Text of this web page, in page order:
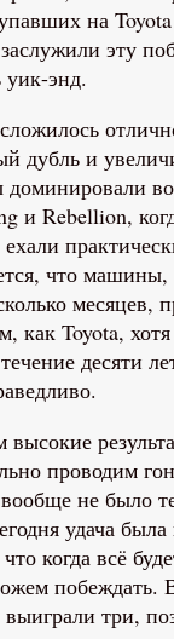
на
эту
энд.
дубль и
и Rebellion,
что машины,
месяцев,
как Toyota,
десяти
проводим
не было
удача
когда всё
побеждать.
три,